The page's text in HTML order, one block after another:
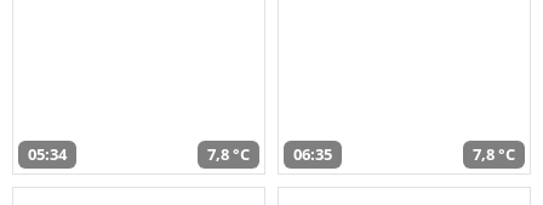
05:34 7,8 °C 06:35 7,8 °C